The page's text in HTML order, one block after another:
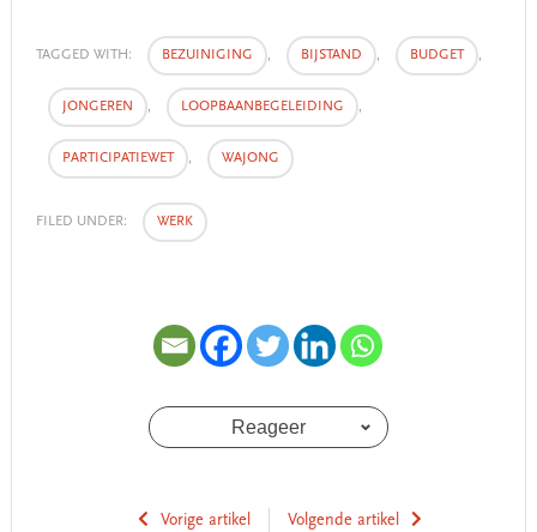
TAGGED WITH: BEZUINIGING , BIJSTAND , BUDGET ,
JONGEREN , LOOPBAANBEGELEIDING ,
PARTICIPATIEWET , WAJONG
FILED UNDER: WERK
Reageer
Vorige artikel
Volgende artikel